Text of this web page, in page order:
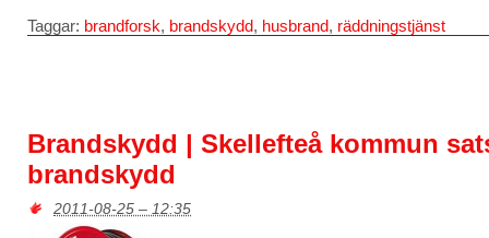
Taggar: brandforsk, brandskydd, husbrand, räddningstjänst
Brandskydd | Skellefteå kommun
brandskydd
2011-08-25 – 12:35